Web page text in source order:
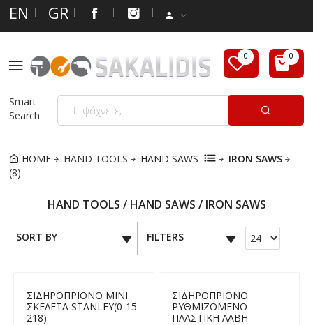
EN GR
Smart
Search
HOME HAND TOOLS HAND SAWS
IRON SAWS
(8)
HAND TOOLS / HAND SAWS / IRON SAWS
SORT BY FILTERS
ΣΙΔΗΡΟΠΡΙΟΝΟ ΜΙΝΙ
ΣΚΕΛΕΤΑ STANLEY(0-15-
218)
ΣΙΔΗΡΟΠΡΙΟΝΟ
ΡΥΘΜΙΖΟΜΕΝΟ
ΠΛΑΣΤΙΚΗ ΛΑΒΗ